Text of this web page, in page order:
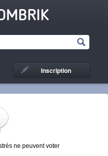
Inscription
ne peuvent voter